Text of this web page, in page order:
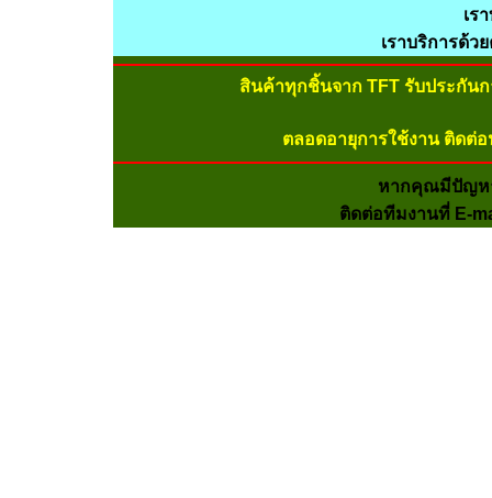
เร
เราบริการด้ว
สินค้าทุกชิ้นจาก TFT รับประกัน
ตลอดอายุการใช้งาน ติดต่
หากคุณมีปัญห
ติดต่อทีมงานที่ E-